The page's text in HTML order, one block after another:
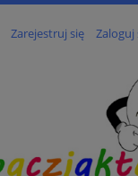
Zarejestruj się Zaloguj